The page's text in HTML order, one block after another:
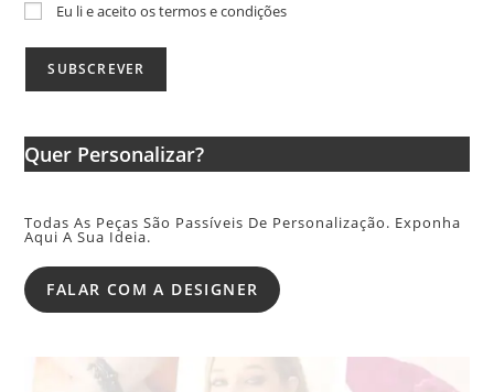
Eu li e aceito os termos e condições
Quer Personalizar?
Todas As Peças São Passíveis De Personalização. Exponha
Aqui A Sua Ideia.
FALAR COM A DESIGNER